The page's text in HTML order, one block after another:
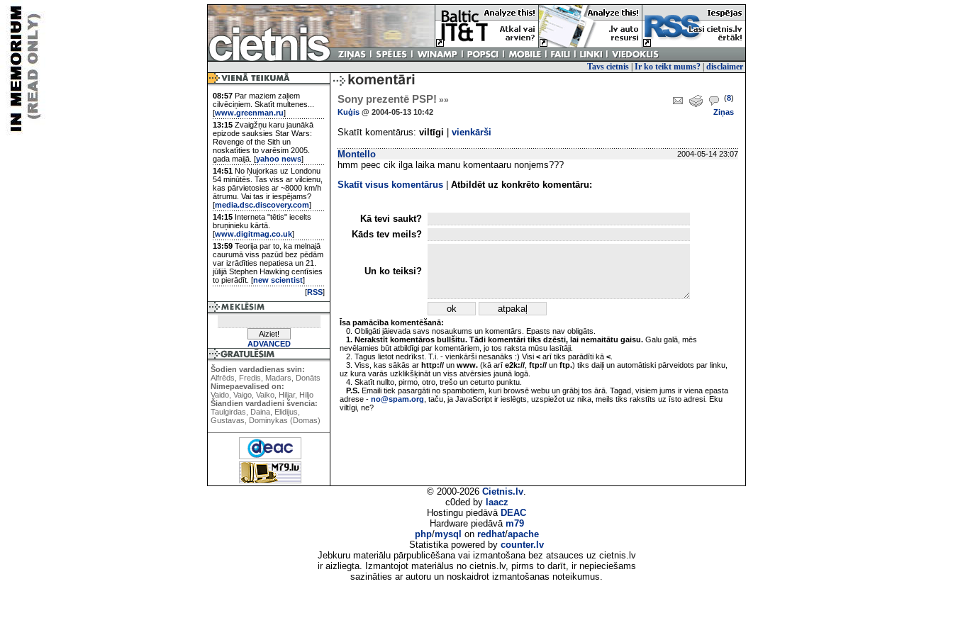
Tavs cietnis Ir ko teikt mums? disclaimer
08:57 Par maziem zaļiem
cilvēciņiem. Skatīt multenes...
[www.greenman.ru]
13:15 Zvaigžņu karu jaunākā
epizode sauksies Star Wars:
Revenge of the Sith un
noskatīties to varēsim 2005.
gada maijā. [yahoo news]
14:51 No Ņujorkas uz Londonu
54 minūtēs. Tas viss ar vilcienu,
kas pārvietosies ar ~8000 km/h
ātrumu. Vai tas ir iespējams?
[media.dsc.discovery.com]
14:15 Interneta "tētis" iecelts
bruņinieku kārtā.
[www.digitmag.co.uk]
13:59 Teorija par to, ka melnajā
caurumā viss pazūd bez pēdām
var izrādīties nepatiesa un 21.
jūlijā Stephen Hawking centīsies
to pierādīt. [new scientist]
[RSS]
ADVANCED
Šodien vardadienas svin:
Alfrēds, Fredis, Madars, Donāts
Nimepaevalised on:
Vaido, Vaigo, Vaiko, Hiljar, Hiljo
Šiandien vardadieni švencia:
Taulgirdas, Daina, Elidijus,
Gustavas, Dominykas (Domas)
Sony prezentē PSP! »» (8)
Kuģis @ 2004-05-13 10:42 Ziņas
Skatīt komentārus: viltīgi vienkārši
Montello 2004-05-14 23:07
hmm peec cik ilga laika manu komentaaru nonjems???
Skatīt visus komentārus
Atbildēt uz konkrēto komentāru:
Kā tevi saukt?
Kāds tev meils?
Un ko teiksi?
Īsa pamācība komentēšanā:
0. Obligāti jāievada savs nosaukums un komentārs. Epasts nav obligāts.
1. Nerakstīt komentāros bullšitu. Tādi komentāri tiks dzēsti, lai nemaitātu gaisu. Galu galā, mēs
nevēlamies būt atbildīgi par komentāriem, jo tos raksta mūsu lasītāji.
2. Tagus lietot nedrīkst. T.i. - vienkārši nesanāks :) Visi < arī tiks parādīti kā <
3. Viss, kas sākās ar http:// un www. (kā arī e2k:// ftp:// un ftp.) tiks daiļi un automātiski pārveidots par linku,
uz kura varās uzklikšķināt un viss atvērsies jaunā logā.
4. Skatīt nullto, pirmo, otro, trešo un ceturto punktu.
P.S. Emaili tiek pasargāti no spambotiem, kuri browsē webu un grābj tos ārā. Tagad, visiem jums ir viena epasta
adrese - no@spam.org , taču, ja JavaScript ir ieslēgts, uzspiežot uz nika, meils tiks rakstīts uz īsto adresi. Eku
viltīgi, ne?
© 2000-2026 Cietnis.lv.
c0ded by laacz
Hostingu piedāvā DEAC
Hardware piedāvā m79
php/mysql on redhat/apache
Statistika powered by counter.lv
Jebkuru materiālu pārpublicēšana vai izmantošana bez atsauces uz cietnis.lv
ir aizliegta. Izmantojot materiālus no cietnis.lv, pirms to darīt, ir nepieciešams
sazināties ar autoru un noskaidrot izmantošanas noteikumus.